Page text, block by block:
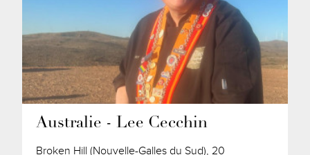
Australie - Lee Cecchin
Broken Hill (Nouvelle-Galles du Sud), 20